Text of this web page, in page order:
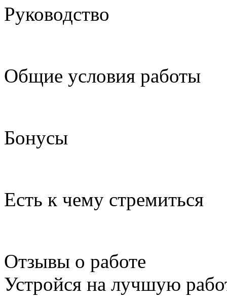
Руководство
Общие условия работы
Бонусы
Есть к чему стремиться
Отзывы о работе
Устройся на лучшую